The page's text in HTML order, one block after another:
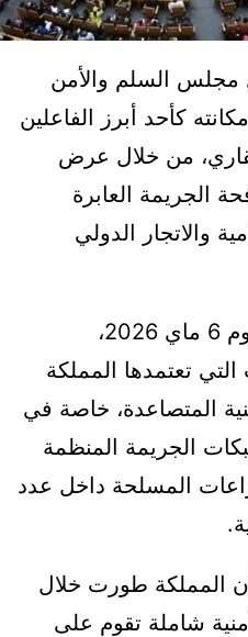
مجلس السلم والأمن
مكانته كأحد أبرز الفاعلين
من خلال عرض
الجريمة العابرة
والاتجار الدولي
وشهد الاجتماع، المنعقد يوم 6 ماي 2026،
تعتمدها المملكة
المتصاعدة، خاصة في
الجريمة المنظمة
المسلحة داخل عدد
المملكة طورت خلال
شاملة تقوم على